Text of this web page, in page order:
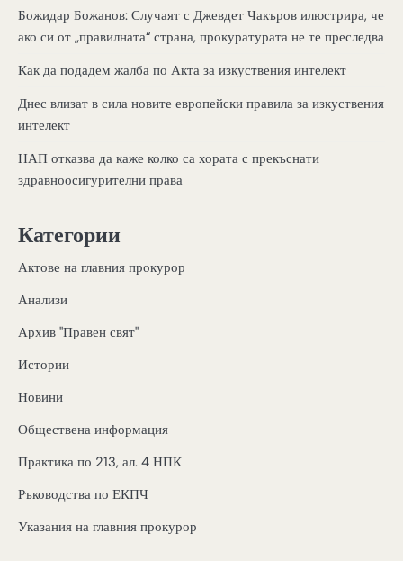
Божидар Божанов: Случаят с Джевдет Чакъров илюстрира, че
ако си от „правилната“ страна, прокуратурата не те преследва
Как да подадем жалба по Акта за изкуствения интелект
Днес влизат в сила новите европейски правила за изкуствения
интелект
НАП отказва да каже колко са хората с прекъснати
здравноосигурителни права
Категории
Актове на главния прокурор
Анализи
Архив "Правен свят"
Истории
Новини
Обществена информация
Практика по 213, ал. 4 НПК
Ръководства по ЕКПЧ
Указания на главния прокурор